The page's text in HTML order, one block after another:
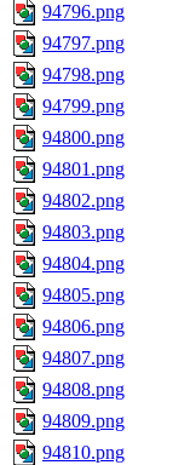
94796.png
94797.png
94798.png
94799.png
94800.png
94801.png
94802.png
94803.png
94804.png
94805.png
94806.png
94807.png
94808.png
94809.png
94810.png